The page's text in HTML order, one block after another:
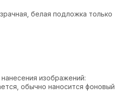
белая подложка только
изображений:
обычно наносится фоновый